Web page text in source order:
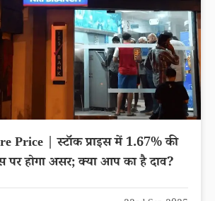
Price | स्टॉक प्राइस में 1.67% की
पर होगा असर; क्या आप का है दाव?